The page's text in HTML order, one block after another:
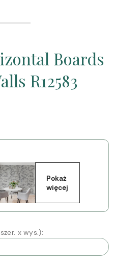
Boards
R12583
Pokaż
więcej
x wys.):